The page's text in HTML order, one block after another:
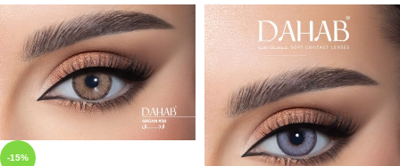
-15%